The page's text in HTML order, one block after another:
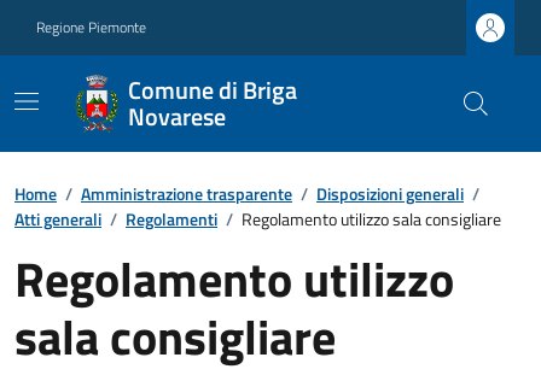
Regione Piemonte
Comune di Briga
Novarese
Home / Amministrazione trasparente / Disposizioni generali /
Atti generali / Regolamenti / Regolamento utilizzo sala consigliare
Regolamento utilizzo
sala consigliare